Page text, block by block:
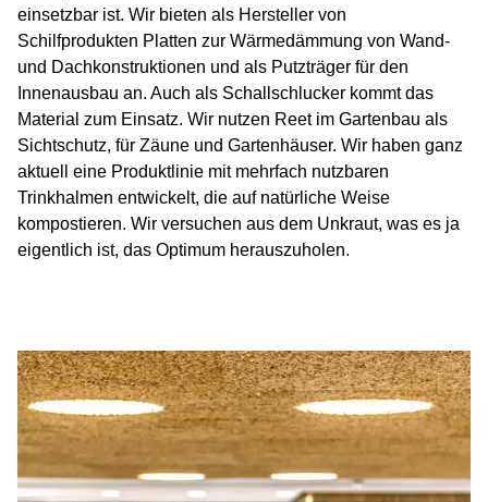
einsetzbar ist. Wir bieten als Hersteller von
Schilfprodukten Platten zur Wärmedämmung von Wand-
und Dachkonstruktionen und als Putzträger für den
Innenausbau an. Auch als Schallschlucker kommt das
Material zum Einsatz. Wir nutzen Reet im Gartenbau als
Sichtschutz, für Zäune und Gartenhäuser. Wir haben ganz
aktuell eine Produktlinie mit mehrfach nutzbaren
Trinkhalmen entwickelt, die auf natürliche Weise
kompostieren. Wir versuchen aus dem Unkraut, was es ja
eigentlich ist, das Optimum herauszuholen.